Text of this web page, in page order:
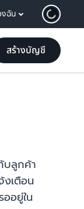
ฉัน
สร้างบัญชี
บลูกค้า
เตือน
อยู่ใน